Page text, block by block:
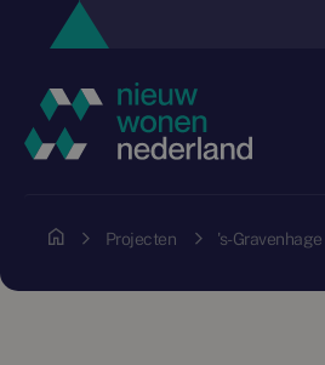
Projecten 's-Gravenhage